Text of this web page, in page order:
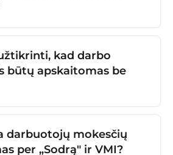
prie jo pridedant priedus
bendros sumos
mokesčius.
kad darbo
būtų apskaitomas be
tvarko profesionalūs
patikimos
darbuotojų mokesčių
per „Sodrą" ir VMI?